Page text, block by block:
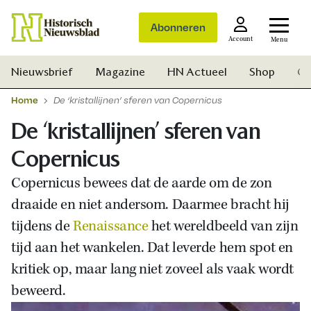
Abonneren
Account Menu
Zoek
Nieuwsbrief Magazine HN Actueel Shop
Home De ‘kristallijnen’ sferen van Copernicus
De ‘kristallijnen’ sferen van
Copernicus
Copernicus bewees dat de aarde om de zon
draaide en niet andersom. Daarmee bracht hij
tijdens deRenaissancehet wereldbeeld van zijn
tijd aan het wankelen. Dat leverde hem spot en
kritiek op, maar lang niet zoveel als vaak wordt
beweerd.